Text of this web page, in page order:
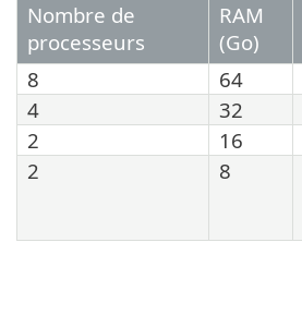
Nombre de
processeurs
RAM
(Go)
8 64
4
32
2
16
2
8